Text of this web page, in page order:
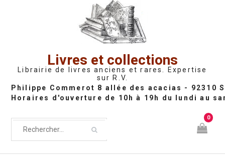
Livres et collections
Librairie de livres anciens et rares. Expertise
sur R.V.
0